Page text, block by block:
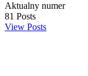
Aktualny numer
81 Posts
View Posts